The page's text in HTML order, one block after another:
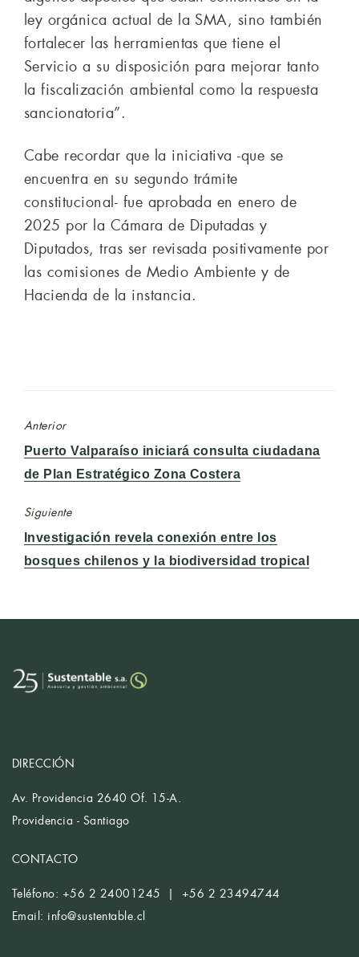
ley orgánica actual de la SMA, sino también
fortalecer las herramientas que tiene el
Servicio a su disposición para mejorar tanto
la fiscalización ambiental como la respuesta
sancionatoria”.
Cabe recordar que la iniciativa -que se
encuentra en su segundo trámite
constitucional- fue aprobada en enero de
2025 por la Cámara de Diputadas y
Diputados, tras ser revisada positivamente por
las comisiones de Medio Ambiente y de
Hacienda de la instancia.
Anterior
Entrada
anterior:
Puerto Valparaíso iniciará consulta ciudadana
de Plan Estratégico Zona Costera
Siguiente
Entrada
siguiente:
Investigación revela conexión entre los
bosques chilenos y la biodiversidad tropical
DIRECCIÓN
Av. Providencia 2640 Of. 15-A.
Providencia - Santiago
CONTACTO
Teléfono: +56 2 24001245 | +56 2 23494744
Email: info@sustentable.cl